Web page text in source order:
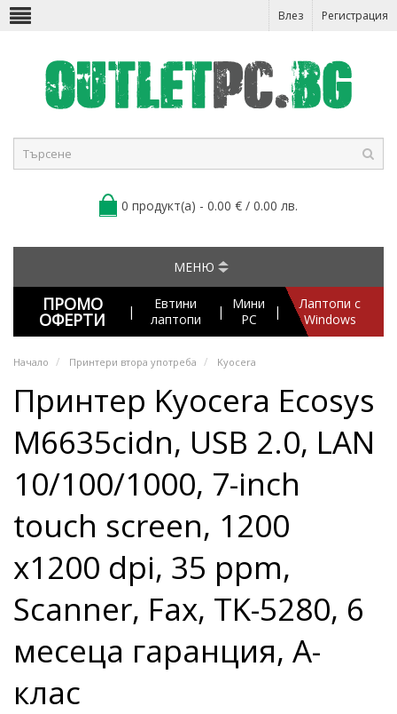
Влез Регистрация
0 продукт(а) - 0.00 € / 0.00 лв.
МЕНЮ
ПРОМО
ОФЕРТИ |
Евтини
лаптопи
|
Мини
PC
|
Лаптопи с
Windows
Начало Принтери втора употреба Kyocera
Принтер Kyocera Ecosys
M6635cidn, USB 2.0, LAN
10/100/1000, 7-inch
touch screen, 1200
x1200 dpi, 35 ppm,
Scanner, Fax, TK-5280, 6
месеца гаранция, A-
клас